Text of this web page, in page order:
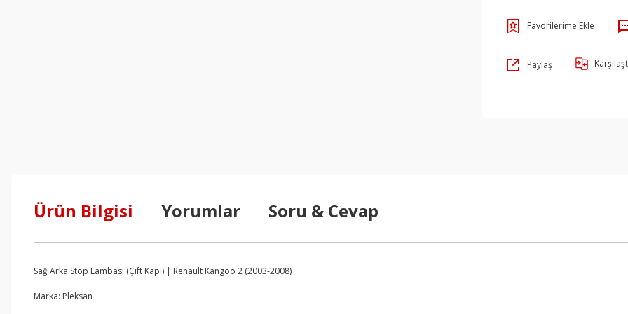
Paylaş
Ürün Bilgisi Yorumlar Soru & Cevap
Sağ Arka Stop Lambası (Çift Kapı) | Renault Kangoo 2 (2003-2008)
Marka: Pleksan